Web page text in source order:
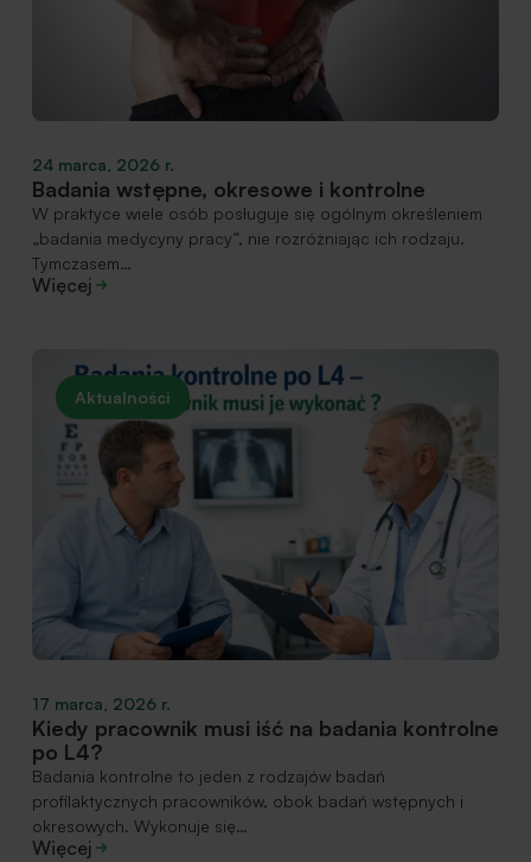
24 marca, 2026 r.
Badania wstępne, okresowe i kontrolne
W praktyce wiele osób posługuje się ogólnym określeniem
„badania medycyny pracy”, nie rozróżniając ich rodzaju.
Tymczasem…
Więcej
Aktualności
17 marca, 2026 r.
Kiedy pracownik musi iść na badania kontrolne
po L4?
Badania kontrolne to jeden z rodzajów badań
profilaktycznych pracowników, obok badań wstępnych i
okresowych. Wykonuje się…
Więcej